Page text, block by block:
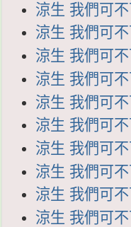
涼生 我們可
涼生 我們可
涼生 我們可
涼生 我們可
涼生 我們可
涼生 我們可
涼生 我們可
涼生 我們可
涼生 我們可
涼生 我們可